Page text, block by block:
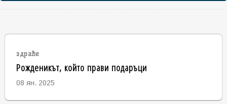
здраве
Рожденикът, който прави подаръци
08 ян. 2025